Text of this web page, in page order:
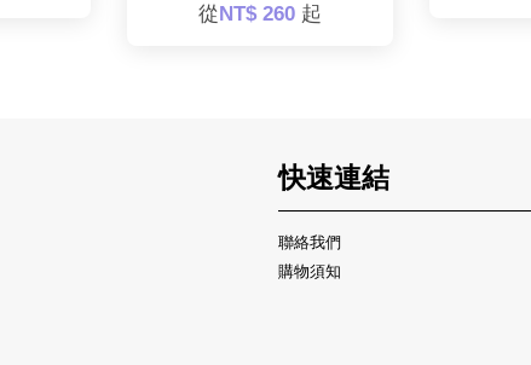
從NT$ 260 起
快速連結
聯絡我們
購物須知